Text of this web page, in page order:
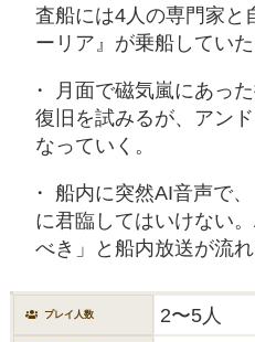
査船には4人の専門家と
ーリア』が乗船していた
月面で磁気嵐にあっ
復旧を試みるが、アン
なっていく。
船内に突然AI音声で
に君臨してはいけない
べき」と船内放送が流
プレイ人数 2〜5人